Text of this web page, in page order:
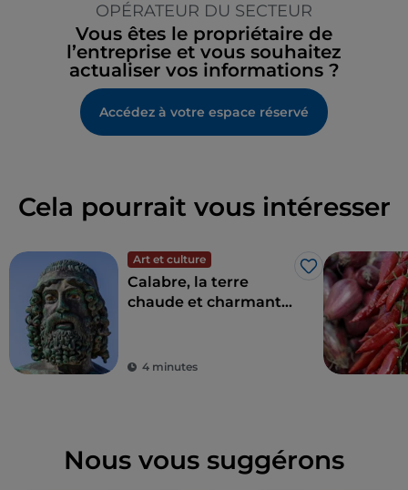
OPÉRATEUR DU SECTEUR
Vous êtes le propriétaire de
l’entreprise et vous souhaitez
actualiser vos informations ?
Accédez à votre espace réservé
Cela pourrait vous intéresser
Art et culture
J’aime
Calabre, la terre
chaude et charmante
4 minutes
Nous vous suggérons